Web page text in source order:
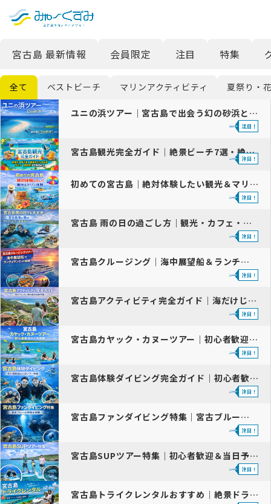
English
宮古島 最新情報 会員限定 注目 特集
全て ベストビーチ マリンアクティビティ 夏祭り・
ユニの浜ツアー｜宮古島で出会う幻の砂浜と絶景体験ガイド
宮古島観光完全ガイド｜絶景ビーチ7選・絶景スポット9選・グルメ・島時…
初めての宮古島｜絶対体験したい観光＆マリンアクティビティ
宮古島 雨の日の過ごし方｜観光・カフェ・アクティビティ完全ガイド
宮古島クルージング｜海中展望船＆ランチ・サンセット体験ガイド
宮古島アクティビティ完全ガイド｜海だけじゃない陸の観光体験特集
宮古島カヤック・カヌーツアー｜初心者歓迎の人気体験
宮古島体験ダイビング完全ガイド｜初心者歓迎＆人気ツアー2026
宮古島ファンダイビング特集｜宮古ブルーの神秘を体験【2026最新版】
宮古島SUPツアー特集｜初心者歓迎＆当日予約OK
宮古島トライクレンタルおすすめ｜絶景ドライブ体験を満喫！